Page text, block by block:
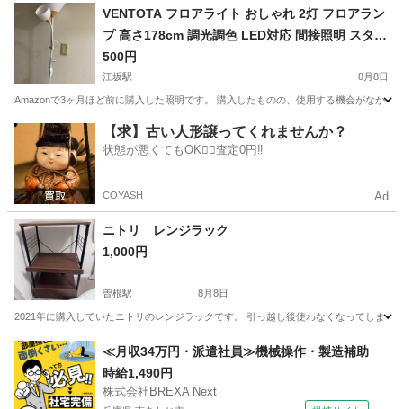
大阪 吹田市
VENTOTA フロアライト おしゃれ 2灯 フロアラン
プ 高さ178cm 調光調色 LED対応 間接照明 スタン
ドライト プラスチック 読書 木目 寝室 リビング P
ois WH 本体のみ vo417110
500円
江坂駅 8月8日
Amazonで3ヶ月ほど前に購入した照明です。 購入したものの、使用する機会がなか
大阪 吹田市 江坂駅 照明器具
【求】古い人形譲ってくれませんか？
状態が悪くてもOK🙆‍♀️査定0円‼️
COYASH Ad
ニトリ レンジラック
1,000円
曽根駅 8月8日
2021年に購入していたニトリのレンジラックです。 引っ越し後使わなくなってしま
大阪 豊中市 曽根駅 収納家具
≪月収34万円・派遣社員≫機械操作・製造補助
時給1,490円
株式会社BREXA Next